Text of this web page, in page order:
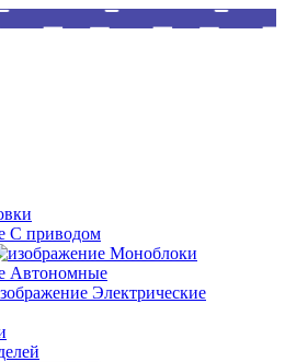
С приводом
Моноблоки
Автономные
Электрические